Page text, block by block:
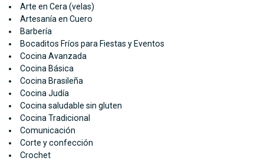
Arte en Cera (velas)
Artesanía en Cuero
Barbería
Bocaditos Fríos para Fiestas y Eventos
Cocina Avanzada
Cocina Básica
Cocina Brasileña
Cocina Judía
Cocina saludable sin gluten
Cocina Tradicional
Comunicación
Corte y confección
Crochet